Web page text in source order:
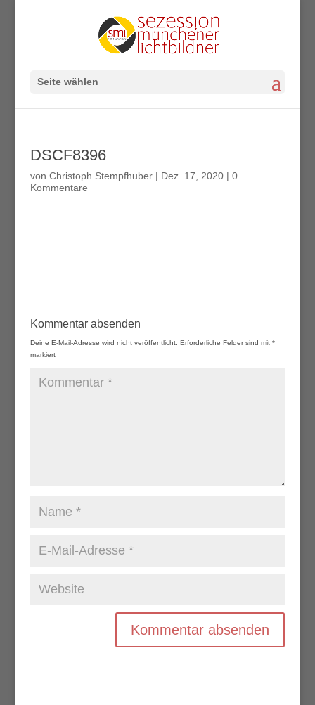
Seite wählen
DSCF8396
von Christoph Stempfhuber| Dez. 17, 2020| 0
Kommentare
Kommentar absenden
Deine E-Mail-Adresse wird nicht veröffentlicht. Erforderliche Felder sind mit *
markiert